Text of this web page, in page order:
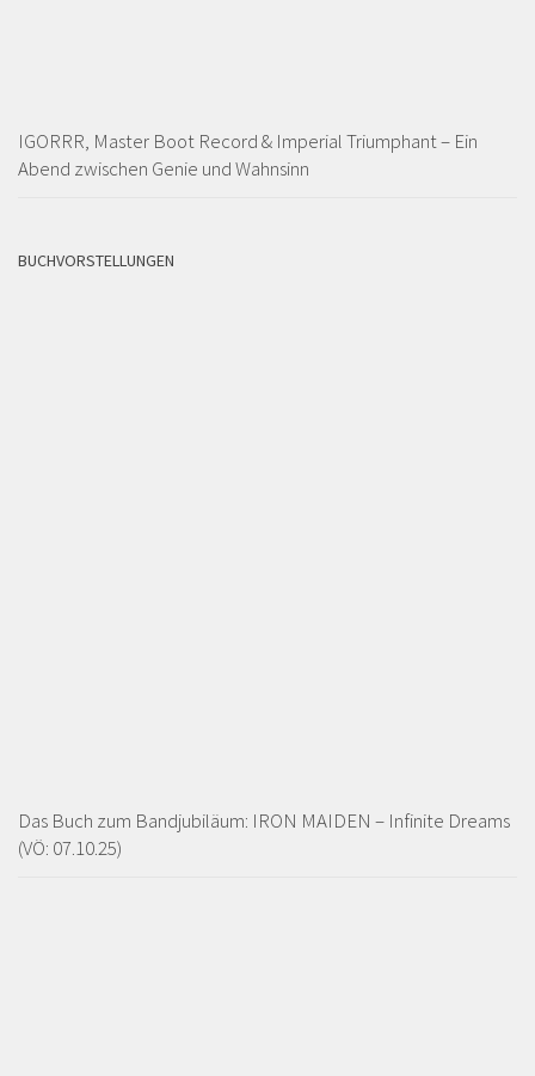
IGORRR, Master Boot Record & Imperial Triumphant – Ein
Abend zwischen Genie und Wahnsinn
BUCHVORSTELLUNGEN
Das Buch zum Bandjubiläum: IRON MAIDEN – Infinite Dreams
(VÖ: 07.10.25)